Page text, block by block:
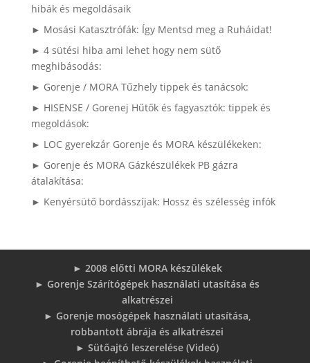
hibák és megoldásaik
► Mosási Katasztrófák: Így Mentsd meg a Ruháidat!
► 4 sütési hiba ami lehet hogy nem sütő
meghibásodás:
► Gorenje / MORA Tűzhely tippek és tanácsok:
► HISENSE / Gorenej Hűtők és fagyasztók: tippek és
megoldások:
► LOC gyerekzár Gorenje és MORA készülékeken:
► Gorenje és MORA Gázkészülékek PB gázra
átalakítása:
► Kenyérsütő bordásszíjak: Hossz és szélesség infók
► 2008 előtti MORA készülékek
► Gorenje Szárítógépek használati utasítása és
alkatrészei
► Gorenje mosógépek használati utasítása,
robbantott ábrája és alkatrészei
► Sütőajtó leszerelése (Videó)